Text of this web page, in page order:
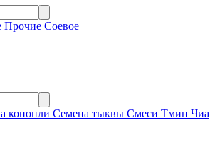
Прочие Соевое
конопли Семена тыквы Смеси Тмин Чиа